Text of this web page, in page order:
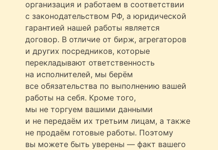
организация и работаем в соответствии
с законодательством РФ, а юридической
гарантией нашей работы является
договор. В отличие от бирж, агрегаторов
и других посредников, которые
перекладывают ответственность
на исполнителей, мы берём
все обязательства по выполнению вашей
работы на себя. Кроме того,
мы не торгуем вашими данными
и не передаём их третьим лицам, а также
не продаём готовые работы. Поэтому
вы можете быть уверены — факт вашего